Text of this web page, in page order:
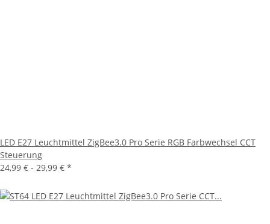
LED E27 Leuchtmittel ZigBee3.0 Pro Serie RGB Farbwechsel CCT
Steuerung
24,99 € - 29,99 € *